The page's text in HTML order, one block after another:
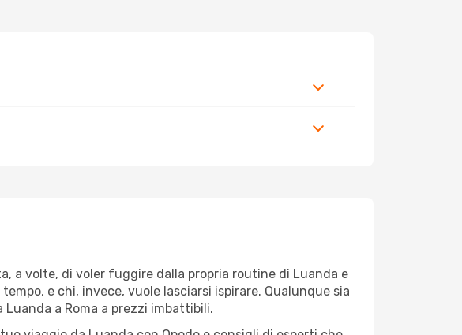
a volte, di voler fuggire dalla propria routine di Luanda e
e chi, invece, vuole lasciarsi ispirare. Qualunque sia
a Roma a prezzi imbattibili.